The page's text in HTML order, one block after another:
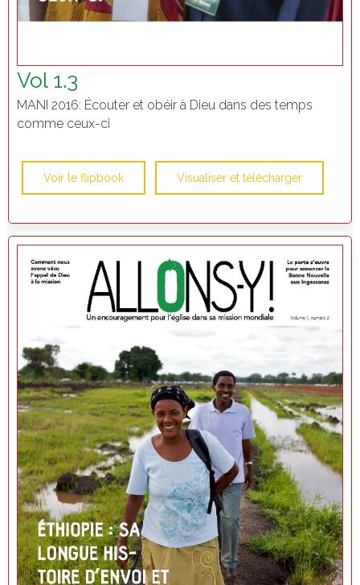
Vol 1.3
MANI 2016: Écouter et obéir à Dieu dans des temps
comme ceux-ci
Voir le flipbook Visualiser et télécharger